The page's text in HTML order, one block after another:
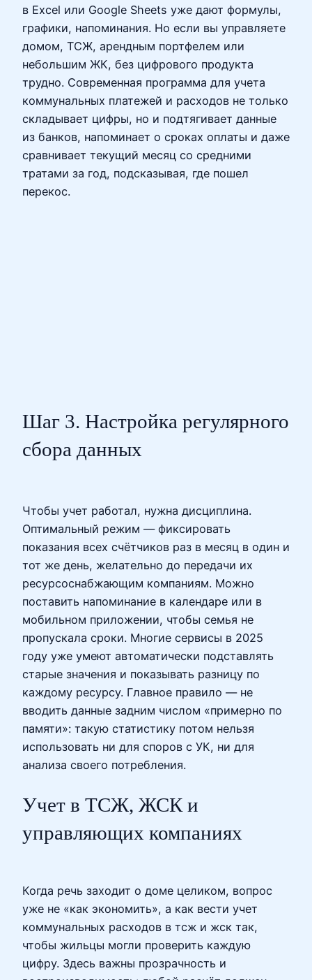
в Excel или Google Sheets уже дают формулы,
графики, напоминания. Но если вы управляете
домом, ТСЖ, арендным портфелем или
небольшим ЖК, без цифрового продукта
трудно. Современная программа для учета
коммунальных платежей и расходов не только
складывает цифры, но и подтягивает данные
из банков, напоминает о сроках оплаты и даже
сравнивает текущий месяц со средними
тратами за год, подсказывая, где пошел
перекос.
Шаг 3. Настройка регулярного
сбора данных
Чтобы учет работал, нужна дисциплина.
Оптимальный режим — фиксировать
показания всех счётчиков раз в месяц в один и
тот же день, желательно до передачи их
ресурсоснабжающим компаниям. Можно
поставить напоминание в календаре или в
мобильном приложении, чтобы семья не
пропускала сроки. Многие сервисы в 2025
году уже умеют автоматически подставлять
старые значения и показывать разницу по
каждому ресурсу. Главное правило — не
вводить данные задним числом «примерно по
памяти»: такую статистику потом нельзя
использовать ни для споров с УК, ни для
анализа своего потребления.
Учет в ТСЖ, ЖСК и
управляющих компаниях
Когда речь заходит о доме целиком, вопрос
уже не «как экономить», а как вести учет
коммунальных расходов в тсж и жск так,
чтобы жильцы могли проверить каждую
цифру. Здесь важны прозрачность и